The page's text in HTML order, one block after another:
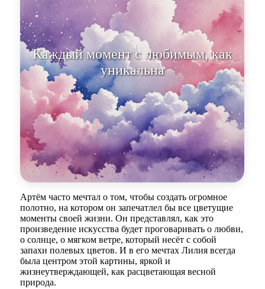
Каждый момент с любимым, как
уникальная живопись, свежая и
не поддающ
Артём часто мечтал о том, чтобы создать огромное
полотно, на котором он запечатлел бы все цветущие
моменты своей жизни. Он представлял, как это
произведение искусства будет проговаривать о любви,
о солнце, о мягком ветре, который несёт с собой
запахи полевых цветов. И в его мечтах Лилия всегда
была центром этой картины, яркой и
жизнеутверждающей, как расцветающая весной
природа.